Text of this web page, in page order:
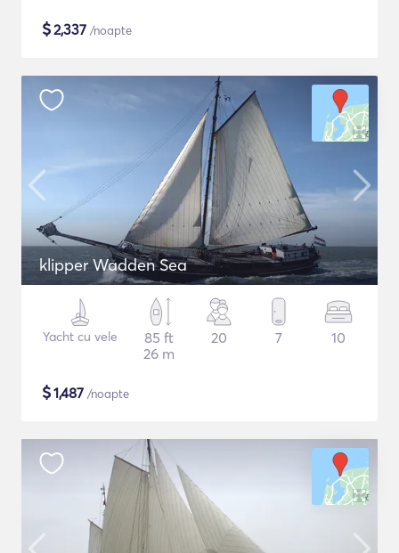
$2,337 /noapte
klipper Wadden Sea
Yacht cu vele
85 ft
26 m
20 7 10
$1,487 /noapte